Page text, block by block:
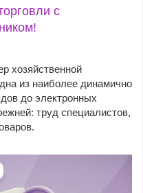
с
хозяйственной
из наиболее динамично
до электронных
труд специалистов,